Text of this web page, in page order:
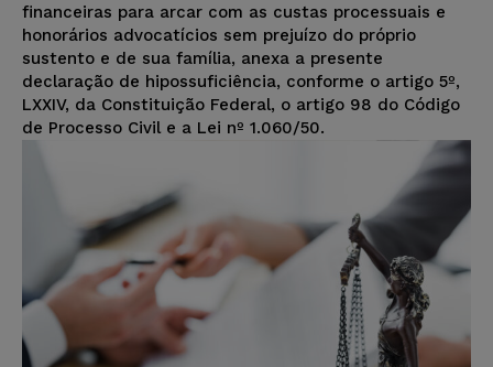
financeiras para arcar com as custas processuais e
honorários advocatícios sem prejuízo do próprio
sustento e de sua família, anexa a presente
declaração de hipossuficiência, conforme o artigo 5º,
LXXIV, da Constituição Federal, o artigo 98 do Código
de Processo Civil e a Lei nº 1.060/50.